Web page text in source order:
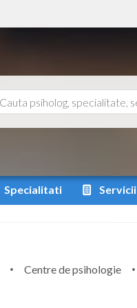
Specialitati Servicii
Centre de psihologie